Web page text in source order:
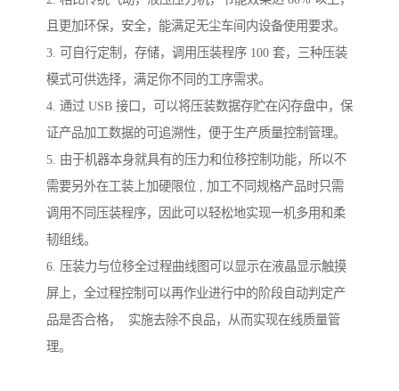
且更加环保，安全，能满足无尘车间内设备使用要求。
3. 可自行定制，存储，调用压装程序 100 套，三种压装
模式可供选择，满足你不同的工序需求。
4. 通过 USB 接口，可以将压装数据存贮在闪存盘中，保
证产品加工数据的可追溯性，便于生产质量控制管理。
5. 由于机器本身就具有的压力和位移控制功能，所以不
需要另外在工装上加硬限位 , 加工不同规格产品时只需
调用不同压装程序，因此可以轻松地实现一机多用和柔
韧组线。
6. 压装力与位移全过程曲线图可以显示在液晶显示触摸
屏上，全过程控制可以再作业进行中的阶段自动判定产
品是否合格， 实施去除不良品，从而实现在线质量管
理。